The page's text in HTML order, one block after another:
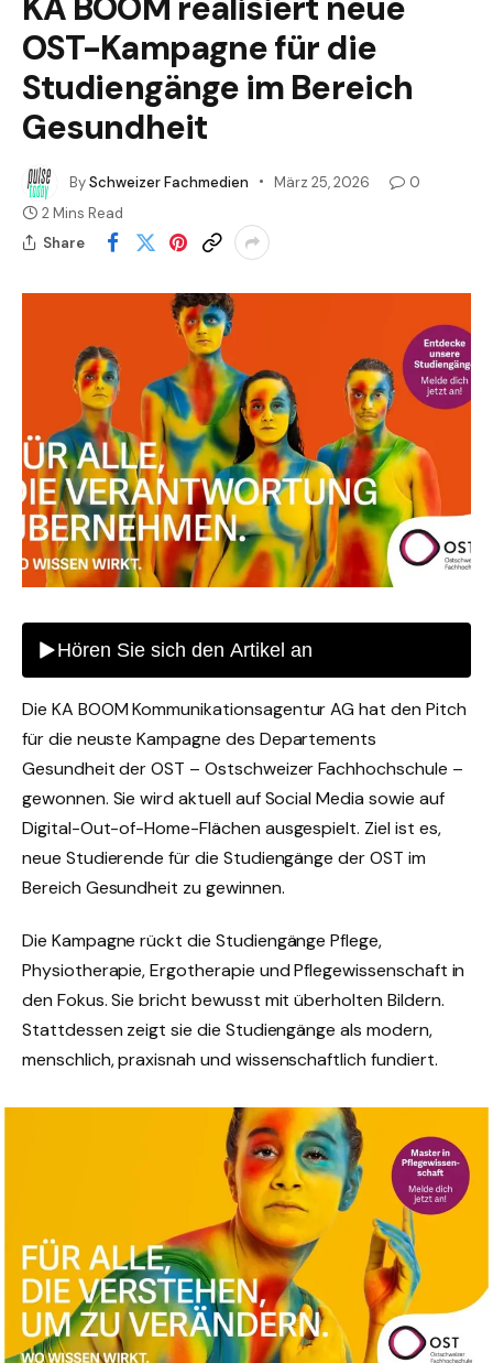
KA BOOM realisiert neue
OST-Kampagne für die
Studiengänge im Bereich
Gesundheit
BySchweizer Fachmedien März 25, 2026
0
2 Mins Read
Share
Die KA BOOM Kommunikationsagentur AG hat den Pitch
für die neuste Kampagne des Departements
Gesundheit der OST – Ostschweizer Fachhochschule –
gewonnen. Sie wird aktuell auf Social Media sowie auf
Digital-Out-of-Home-Flächen ausgespielt. Ziel ist es,
neue Studierende für die Studiengänge der OST im
Bereich Gesundheit zu gewinnen.
Die Kampagne rückt die Studiengänge Pflege,
Physiotherapie, Ergotherapie und Pflegewissenschaft in
den Fokus. Sie bricht bewusst mit überholten Bildern.
Stattdessen zeigt sie die Studiengänge als modern,
menschlich, praxisnah und wissenschaftlich fundiert.